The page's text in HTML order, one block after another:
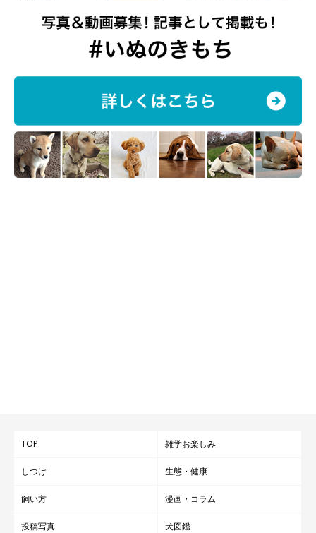
TOP 雑学お楽しみ
しつけ 生態・健康
飼い方 漫画・コラム
投稿写真 犬図鑑